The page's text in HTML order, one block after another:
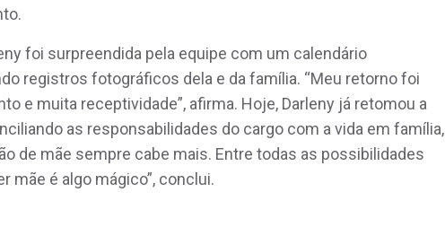
foi surpreendida pela equipe com um calendário
registros fotográficos dela e da família. “Meu retorno foi
e muita receptividade”, afirma. Hoje, Darleny já retomou a
as responsabilidades do cargo com a vida em família,
de mãe sempre cabe mais. Entre todas as possibilidades
mãe é algo mágico”, conclui.